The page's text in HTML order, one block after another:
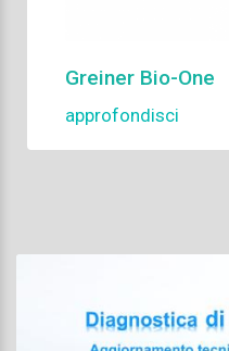
Greiner Bio-One
approfondisci